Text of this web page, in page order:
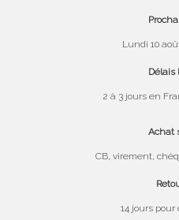
Lundi 10
Délais
2 à 3 jours en
Achat
CB, virement,
14 jours pour